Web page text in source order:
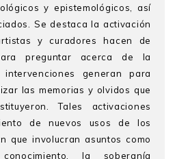
y epistemológicos, así
Se destaca la activación
y curadores hacen de
preguntar acerca de la
generan para
las memorias y olvidos que
Tales activaciones
de nuevos usos de los
que involucran asuntos como
la soberanía